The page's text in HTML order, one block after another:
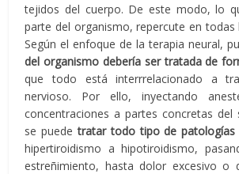
tejidos del cuerpo. De este modo, lo
parte del organismo, repercute en todas
Según el enfoque de la terapia neural,
del organismo debería ser tratada de
que todo está interrrelacionado a
nervioso. Por ello, inyectando
concentraciones a partes concretas del
se puedetratar todo tipo de patologías
hipertiroidismo a hipotiroidismo,
estreñimiento, hasta dolor excesivo o